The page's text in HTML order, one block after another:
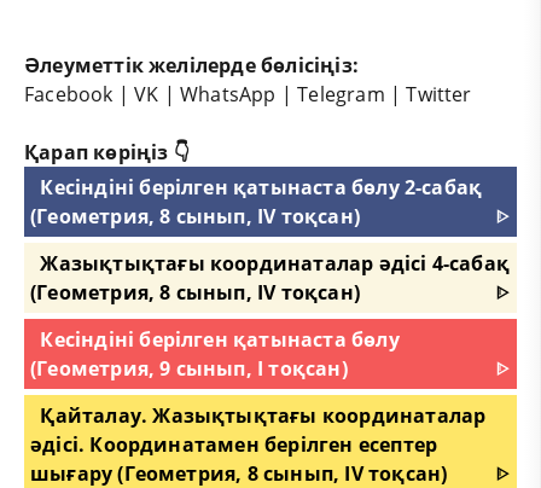
Әлеуметтік желілерде бөлісіңіз:
Facebook |VK |WhatsApp |Telegram |Twitter
Қарап көріңіз 👇
Кесіндіні берілген қатынаста бөлу 2-сабақ
(Геометрия, 8 сынып, IV тоқсан)
ᐈ
Жазықтықтағы координаталар әдісі 4-сабақ
(Геометрия, 8 сынып, IV тоқсан)
ᐈ
Кесіндіні берілген қатынаста бөлу
(Геометрия, 9 сынып, I тоқсан)
ᐈ
Қайталау. Жазықтықтағы координаталар
әдісі. Координатамен берілген есептер
шығару (Геометрия, 8 сынып, IV тоқсан)
ᐈ